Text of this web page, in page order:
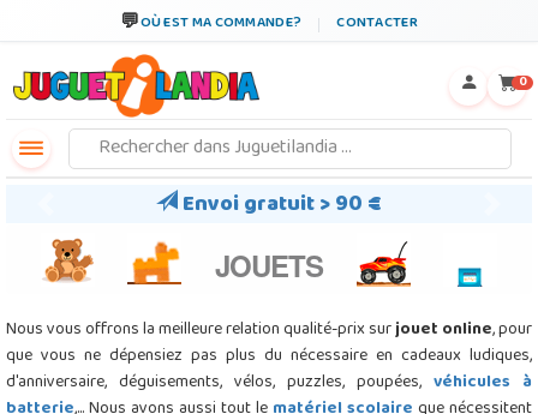
OÙ EST MA COMMANDE? CONTACTER
0
Envoi gratuit > 90 €
JOUETS
Nous vous offrons la meilleure relation qualité-prix surjouet online, pour
que vous ne dépensiez pas plus du nécessaire en cadeaux ludiques,
d'anniversaire, déguisements, vélos, puzzles, poupées, véhicules à